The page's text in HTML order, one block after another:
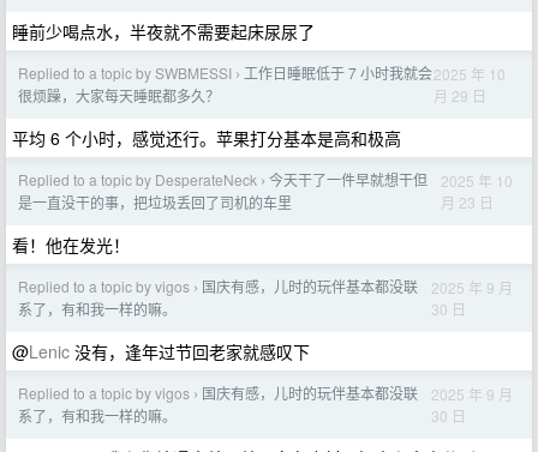
睡前少喝点水，半夜就不需要起床尿尿了
Replied to a topic by SWBMESSI › 工作日睡眠低于 7 小时我就会
很烦躁，大家每天睡眠都多久？
2025 年 10
月 29 日
平均 6 个小时，感觉还行。苹果打分基本是高和极高
Replied to a topic by DesperateNeck › 今天干了一件早就想干但
是一直没干的事，把垃圾丢回了司机的车里
2025 年 10
月 23 日
看！他在发光！
Replied to a topic by vigos › 国庆有感，儿时的玩伴基本都没联
系了，有和我一样的嘛。
2025 年 9 月
30 日
@Lenic 没有，逢年过节回老家就感叹下
Replied to a topic by vigos › 国庆有感，儿时的玩伴基本都没联
系了，有和我一样的嘛。
2025 年 9 月
30 日